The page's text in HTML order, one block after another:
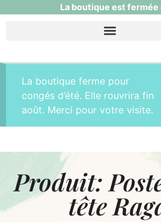
La boutique est
La boutique ferme pour
congés d’été. Elle rouvrira fin
août. Merci pour votre visite.
Produit:
tête